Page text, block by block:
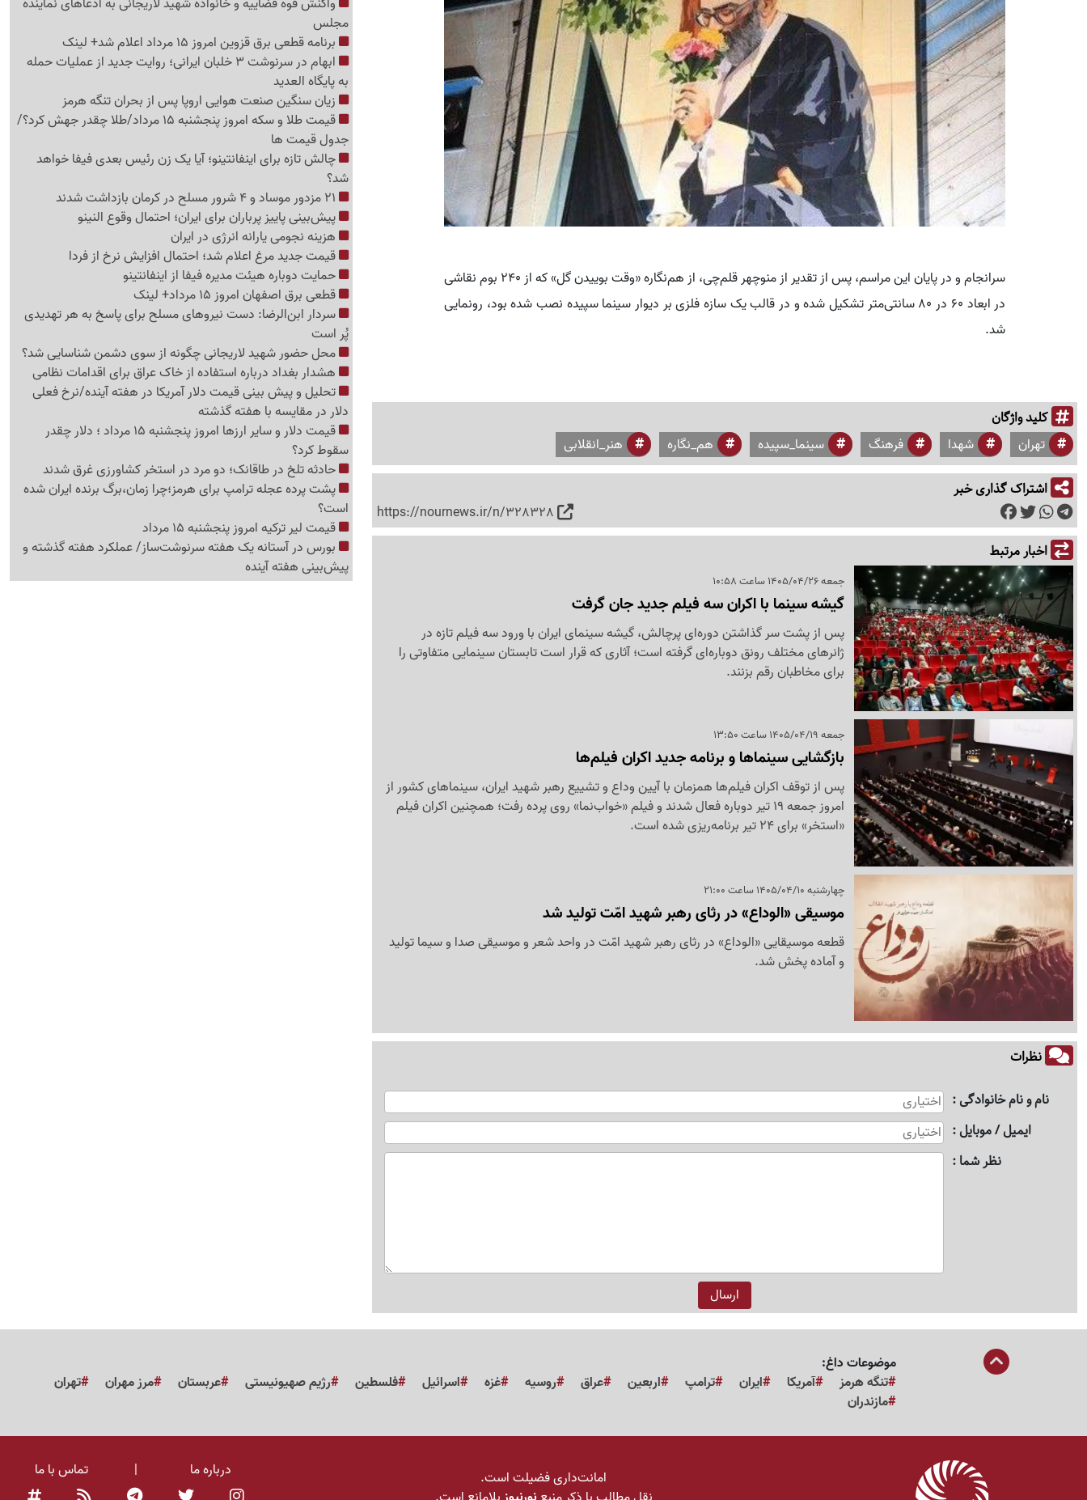
سرانجام و در پایان این مراسم، پس از تقدیر از منوچهر قلم‌چی، از هم‌نگاره «وقت بوییدن گل» که از ۲۴۰ بوم نقاشی
در ابعاد ۶۰ در ۸۰ سانتی‌متر تشکیل شده و در قالب یک سازه فلزی بر دیوار سینما سپیده نصب شده بود، رونمایی
شد.‌
کلید واژگان
تهران شهدا فرهنگ سینما_سپیده هم_نگاره هنر_انقلابی
اشتراک گذاری خبر
https://nournews.ir/n/328328
اخبار مرتبط
جمعه 1405/04/26 ساعت 10:58
گیشه سینما با اکران سه فیلم جدید جان گرفت
پس از پشت سر گذاشتن دوره‌ای پرچالش، گیشه سینمای ایران با ورود سه فیلم تازه در
ژانرهای مختلف رونق دوباره‌ای گرفته است؛ آثاری که قرار است تابستان سینمایی متفاوتی را
برای مخاطبان رقم بزنند.
جمعه 1405/04/19 ساعت 13:50
بازگشایی سینماها و برنامه جدید اکران فیلم‌ها
پس از توقف اکران فیلم‌ها همزمان با آیین وداع و تشییع رهبر شهید ایران، سینماهای کشور از
امروز جمعه 19 تیر دوباره فعال شدند و فیلم «خواب‌نما» روی پرده رفت؛ همچنین اکران فیلم
«استخر» برای 24 تیر برنامه‌ریزی شده است.
چهارشنبه 1405/04/10 ساعت 21:00
موسیقی «الوداع» در رثای رهبر شهید امّت تولید شد
قطعه موسیقایی «الوداع» در رثای رهبر شهید امّت در واحد شعر و موسیقی صدا و سیما تولید
و آماده پخش شد.
نظرات
نام و نام خانوادگی
ایمیل / موبایل
نظر شما
مجلس
برنامه قطعی برق قزوین امروز 15 مرداد اعلام شد+ لینک
ابهام در سرنوشت 3 خلبان ایرانی؛ روایت جدید از عملیات حمله
به پایگاه العدید
زیان سنگین صنعت هوایی اروپا پس از بحران تنگه هرمز
قیمت طلا و سکه امروز پنجشنبه 15 مرداد/طلا چقدر جهش کرد؟/
جدول قیمت ها
چالش تازه برای اینفانتینو؛ آیا یک زن رئیس بعدی فیفا خواهد
شد؟
پیش‌بینی پاییز پرباران برای ایران؛ احتمال وقوع النینو
هزینه نجومی یارانه انرژی در ایران
قیمت جدید مرغ اعلام شد؛ احتمال افزایش نرخ از فردا
حمایت دوباره هیئت مدیره فیفا از اینفانتینو
قطعی برق اصفهان امروز 15 مرداد+ لینک
سردار ابن‌الرضا: دست نیروهای مسلح برای پاسخ به هر تهدیدی
پُر است
محل حضور شهید لاریجانی چگونه از سوی دشمن شناسایی شد؟
هشدار بغداد درباره استفاده از خاک عراق برای اقدامات نظامی
تحلیل و پیش بینی قیمت دلار آمریکا در هفته آینده/نرخ فعلی
دلار در مقایسه با هفته گذشته
قیمت دلار و سایر ارزها امروز پنجشنبه 15 مرداد ؛ دلار چقدر
سقوط کرد؟
حادثه تلخ در طاقانک؛ دو مرد در استخر کشاورزی غرق شدند
پشت پرده عجله ترامپ برای هرمز؛چرا زمان،برگ برنده ایران شده
است؟
قیمت لیر ترکیه امروز پنجشنبه 15 مرداد
بورس در آستانه یک هفته سرنوشت‌ساز/ عملکرد هفته گذشته و
پیش‌بینی هفته آینده
موضوعات داغ:
تنگه هرمز
آمریکا ایران ترامپ اربعین عراق روسیه غزه اسرائیل فلسطین رژیم صهیونیستی عربستان مرز مهران
تهران
مازندران
امانت‌داری فضیلت است.
درباره ما | تماس با ما